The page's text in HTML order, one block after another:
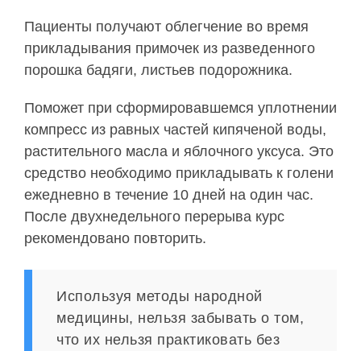
Пациенты получают облегчение во время
прикладывания примочек из разведенного
порошка бадяги, листьев подорожника.
Поможет при сформировавшемся уплотнении
компресс из равных частей кипяченой воды,
растительного масла и яблочного уксуса. Это
средство необходимо прикладывать к голени
ежедневно в течение 10 дней на один час.
После двухнедельного перерыва курс
рекомендовано повторить.
Используя методы народной
медицины, нельзя забывать о том,
что их нельзя практиковать без